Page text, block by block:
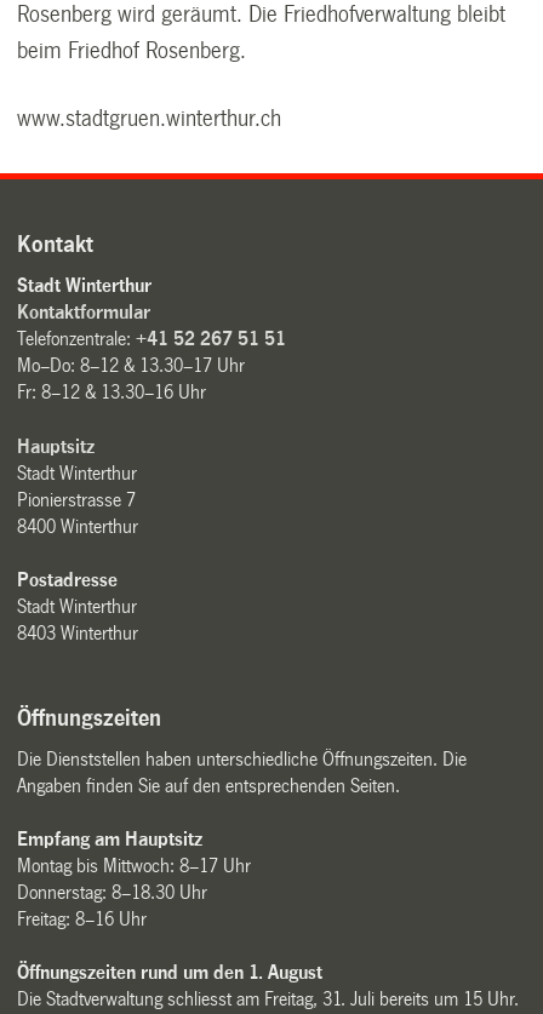
Rosenberg wird geräumt. Die Friedhofverwaltung bleibt
beim Friedhof Rosenberg.
www.stadtgruen.winterthur.ch
Kontakt
Stadt Winterthur
Kontaktformular
Telefonzentrale:+41 52 267 51 51
Mo–Do: 8–12 & 13.30–17 Uhr
Fr: 8–12 & 13.30–16 Uhr
Hauptsitz
Stadt Winterthur
Pionierstrasse 7
8400 Winterthur
Postadresse
Stadt Winterthur
8403 Winterthur
Öffnungszeiten
Die Dienststellen haben unterschiedliche Öffnungszeiten. Die
Angaben finden Sie auf den entsprechenden Seiten.
Empfang am Hauptsitz
Montag bis Mittwoch: 8–17 Uhr
Donnerstag: 8–18.30 Uhr
Freitag: 8–16 Uhr
Öffnungszeiten rund um den 1. August
Die Stadtverwaltung schliesst am Freitag, 31. Juli bereits um 15 Uhr.